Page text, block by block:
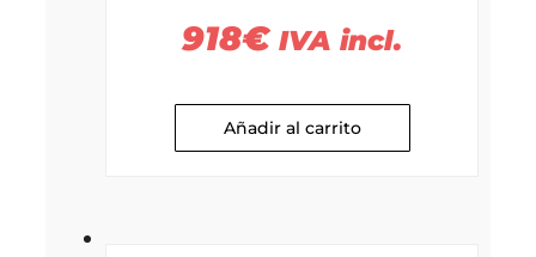
918€ IVA incl.
Añadir al carrito